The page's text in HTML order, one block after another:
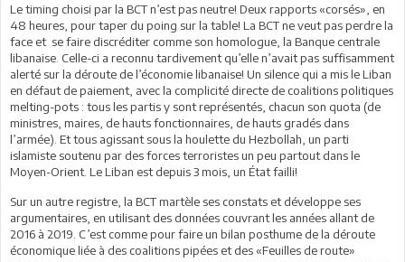
Le timing choisi par la BCT n’est pas neutre! Deux rapports «corsés», en
48 heures, pour taper du poing sur la table! La BCT ne veut pas perdre la
face et se faire discréditer comme son homologue, la Banque centrale
libanaise. Celle-ci a reconnu tardivement qu’elle n’avait pas suffisamment
alerté sur la déroute de l’économie libanaise! Un silence qui a mis le Liban
en défaut de paiement, avec la complicité directe de coalitions politiques
melting-pots : tous les partis y sont représentés, chacun son quota (de
ministres, maires, de hauts fonctionnaires, de hauts gradés dans
l’armée). Et tous agissant sous la houlette du Hezbollah, un parti
islamiste soutenu par des forces terroristes un peu partout dans le
Moyen-Orient. Le Liban est depuis 3 mois, un État failli!
Sur un autre registre, la BCT martèle ses constats et développe ses
argumentaires, en utilisant des données couvrant les années allant de
2016 à 2019. C’est comme pour faire un bilan posthume de la déroute
économique liée à des coalitions pipées et des «Feuilles de route»